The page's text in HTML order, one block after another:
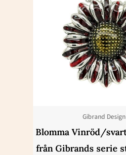
Gibrand Design
Blomma Vinröd/
från Gibrands serie